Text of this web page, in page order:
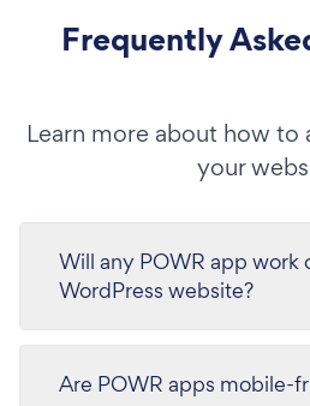
Frequently
Learn more about how to
your
Will any POWR app work
WordPress website?
Are POWR apps mobile-